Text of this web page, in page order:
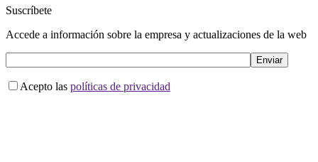
Suscríbete
Accede a información sobre la empresa y actualizaciones de la web
Acepto las políticas de privacidad